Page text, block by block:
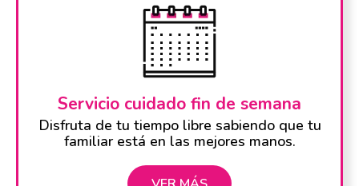
Servicio cuidado fin de semana
Disfruta de tu tiempo libre sabiendo que tu
familiar está en las mejores manos.